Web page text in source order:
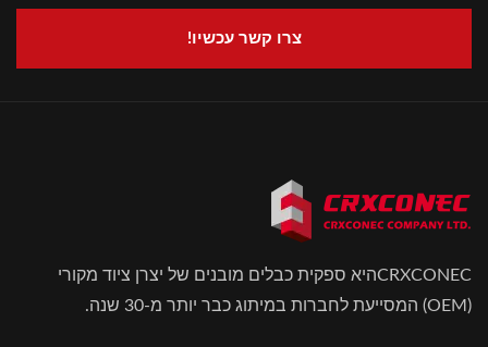
צרו קשר עכשיו!
CRXCONECהיא ספקית כבלים מובנים של יצרן ציוד מקורי
(OEM) המסייעת לחברות במיתוג כבר יותר מ-30 שנה.